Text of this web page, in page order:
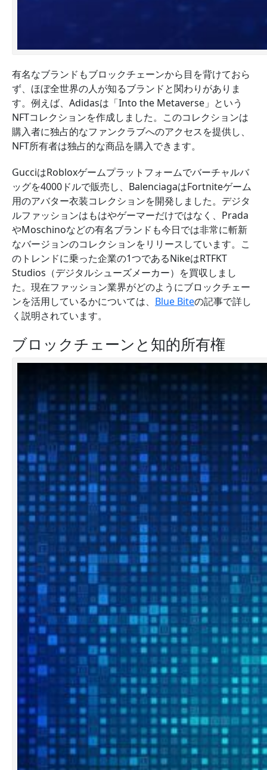
有名なブランドもブロックチェーンから目を背けておら
ず、ほぼ全世界の人が知るブランドと関わりがありま
す。例えば、Adidasは「Into the Metaverse」という
NFTコレクションを作成しました。このコレクションは
購入者に独占的なファンクラブへのアクセスを提供し、
NFT所有者は独占的な商品を購入できます。
GucciはRobloxゲームプラットフォームでバーチャルバ
ッグを4000ドルで販売し、BalenciagaはFortniteゲーム
用のアバター衣装コレクションを開発しました。デジタ
ルファッションはもはやゲーマーだけではなく、Prada
やMoschinoなどの有名ブランドも今日では非常に斬新
なバージョンのコレクションをリリースしています。こ
のトレンドに乗った企業の1つであるNikeはRTFKT
Studios（デジタルシューズメーカー）を買収しまし
た。現在ファッション業界がどのようにブロックチェー
ンを活用しているかについては、 Blue Biteの記事で詳し
く説明されています。
ブロックチェーンと知的所有権